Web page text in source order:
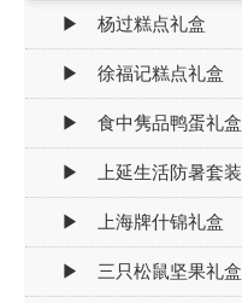
▶ 杨过糕点礼盒
▶ 徐福记糕点礼盒
▶ 食中隽品鸭蛋礼盒
▶ 上延生活防暑套装
▶ 上海牌什锦礼盒
▶ 三只松鼠坚果礼盒